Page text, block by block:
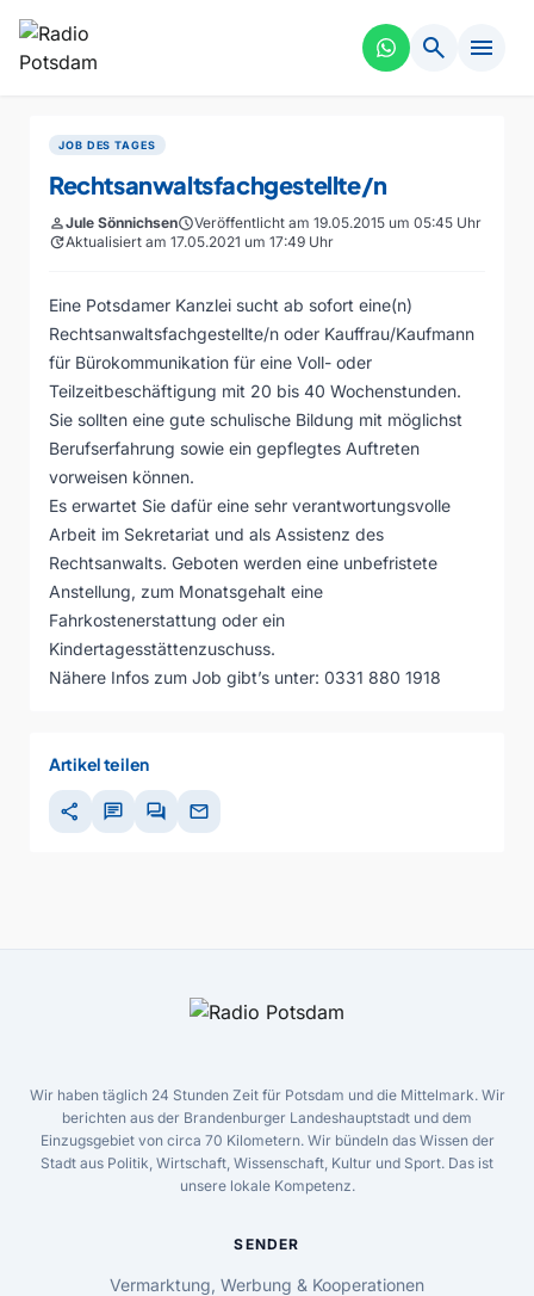
search menu
JOB DES TAGES
Rechtsanwaltsfachgestellte/n
personJule SönnichsenscheduleVeröffentlicht am 19.05.2015 um 05:45 Uhr
updateAktualisiert am 17.05.2021 um 17:49 Uhr
Eine Potsdamer Kanzlei sucht ab sofort eine(n)
Rechtsanwaltsfachgestellte/n oder Kauffrau/Kaufmann
für Bürokommunikation für eine Voll- oder
Teilzeitbeschäftigung mit 20 bis 40 Wochenstunden.
Sie sollten eine gute schulische Bildung mit möglichst
Berufserfahrung sowie ein gepflegtes Auftreten
vorweisen können.
Es erwartet Sie dafür eine sehr verantwortungsvolle
Arbeit im Sekretariat und als Assistenz des
Rechtsanwalts. Geboten werden eine unbefristete
Anstellung, zum Monatsgehalt eine
Fahrkostenerstattung oder ein
Kindertagesstättenzuschuss.
Nähere Infos zum Job gibt’s unter: 0331 880 1918
Artikel teilen
share chat forum mail
Wir haben täglich 24 Stunden Zeit für Potsdam und die Mittelmark. Wir
berichten aus der Brandenburger Landeshauptstadt und dem
Einzugsgebiet von circa 70 Kilometern. Wir bündeln das Wissen der
Stadt aus Politik, Wirtschaft, Wissenschaft, Kultur und Sport. Das ist
unsere lokale Kompetenz.
SENDER
Vermarktung, Werbung & Kooperationen